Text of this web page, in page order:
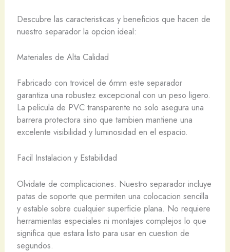
Descubre las caracteristicas y beneficios que hacen de
nuestro separador la opcion ideal:
Materiales de Alta Calidad
Fabricado con trovicel de 6mm este separador
garantiza una robustez excepcional con un peso ligero.
La pelicula de PVC transparente no solo asegura una
barrera protectora sino que tambien mantiene una
excelente visibilidad y luminosidad en el espacio.
Facil Instalacion y Estabilidad
Olvidate de complicaciones. Nuestro separador incluye
patas de soporte que permiten una colocacion sencilla
y estable sobre cualquier superficie plana. No requiere
herramientas especiales ni montajes complejos lo que
significa que estara listo para usar en cuestion de
segundos.